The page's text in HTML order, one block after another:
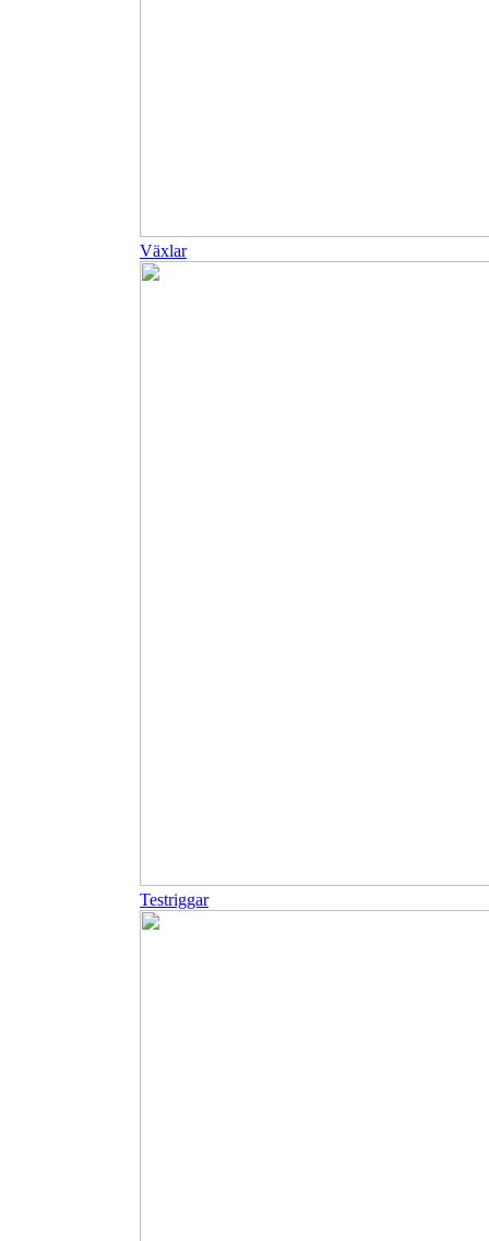
Växlar
Testriggar